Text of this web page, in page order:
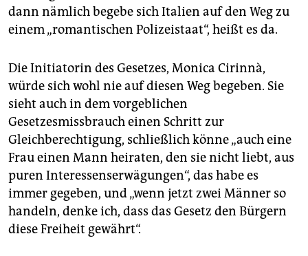
dann nämlich begebe sich Italien auf den Weg zu
einem „romantischen Polizeistaat“, heißt es da.
Die Initiatorin des Gesetzes, Monica Cirinnà,
würde sich wohl nie auf diesen Weg begeben. Sie
sieht auch in dem vorgeblichen
Gesetzesmissbrauch einen Schritt zur
Gleichberechtigung, schließlich könne „auch eine
Frau einen Mann heiraten, den sie nicht liebt, aus
puren Interessenserwägungen“, das habe es
immer gegeben, und „wenn jetzt zwei Männer so
handeln, denke ich, dass das Gesetz den Bürgern
diese Freiheit gewährt“.